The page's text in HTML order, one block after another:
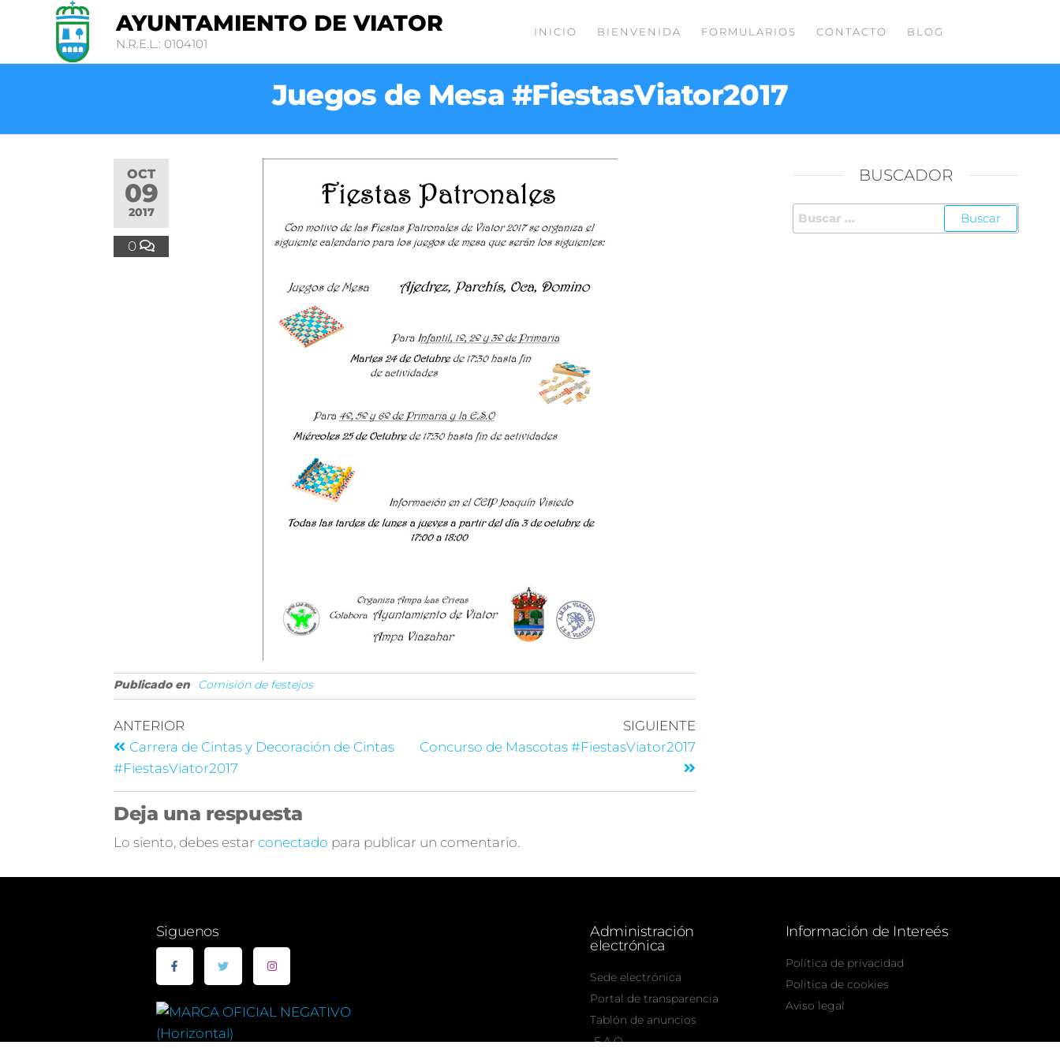
AYUNTAMIENTO DE VIATOR
N.R.E.L.: 0104101
INICIO BIENVENIDA FORMULARIOS CONTACTO BLOG
Juegos de Mesa #FiestasViator2017
OCT
09
2017
0
Publicado en Comisión de festejos
ANTERIOR
Carrera de Cintas y Decoración de Cintas
#FiestasViator2017
SIGUIENTE
Concurso de Mascotas #FiestasViator2017
Deja una respuesta
Lo siento, debes estarconectado para publicar un comentario.
BUSCADOR
Siguenos
Administración
electrónica
Sede electrónica
Portal de transparencia
Tablón de anuncios
F.A.Q.
Información de Intereés
Política de privacidad
Política de cookies
Aviso legal